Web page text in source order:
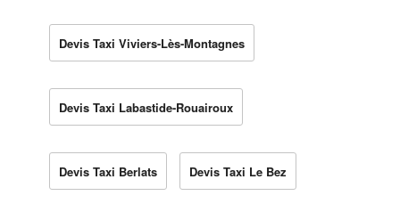
Devis Taxi Viviers-Lès-Montagnes
Devis Taxi Labastide-Rouairoux
Devis Taxi Berlats Devis Taxi Le Bez